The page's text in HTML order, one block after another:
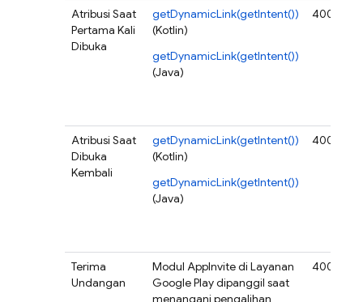
Atribusi Saat
Pertama Kali
Dibuka
getDynamicLink(getIntent())
(Kotlin)
getDynamicLink(getIntent())
(Java)
400
Atribusi Saat
Dibuka
Kembali
getDynamicLink(getIntent())
(Kotlin)
getDynamicLink(getIntent())
(Java)
400
Terima
Undangan
Modul AppInvite di Layanan
Google Play dipanggil saat
menangani pengalihan
400